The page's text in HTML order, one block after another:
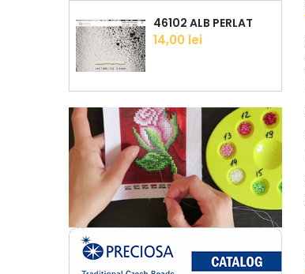
46102 ALB PERLAT
Pret
14,00 lei